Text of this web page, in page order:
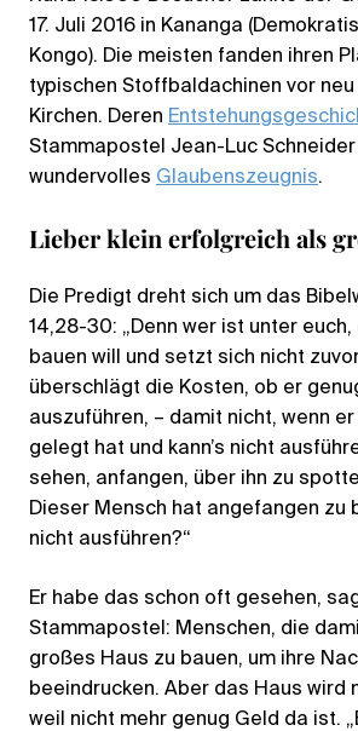
17. Juli 2016 in Kananga
Kongo). Die meisten fanden ihren
typischen Stoffbaldachinen vor
Kirchen. Deren
Stammapostel Jean-Luc Schneider
wundervolles Glaubenszeugnis.
Lieber klein erfolgreich als
Die Predigt dreht sich um das
14,28-30: „Denn wer ist unter euch,
bauen will und setzt sich nicht
überschlägt die Kosten, ob er
auszuführen, – damit nicht, wenn er
gelegt hat und kann’s nicht
sehen, anfangen, über ihn zu
Dieser Mensch hat angefangen zu
nicht ausführen?“
Er habe das schon oft gesehen,
Stammapostel: Menschen, die
großes Haus zu bauen, um ihre
beeindrucken. Aber das Haus wird
weil nicht mehr genug Geld da ist.